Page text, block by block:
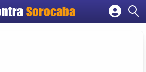
Sorocaba
Cadastrar empresa